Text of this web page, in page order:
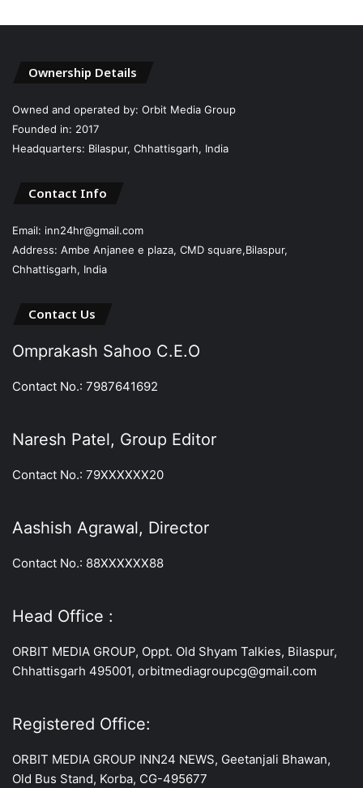
Ownership Details
Owned and operated by: Orbit Media Group
Founded in: 2017
Headquarters: Bilaspur, Chhattisgarh, India
Contact Info
Email: inn24hr@gmail.com
Address: Ambe Anjanee e plaza, CMD square,Bilaspur,
Chhattisgarh, India
Contact Us
Omprakash Sahoo C.E.O
Contact No.: 7987641692
Naresh Patel, Group Editor
Contact No.: 79XXXXXX20
Aashish Agrawal, Director
Contact No.: 88XXXXXX88
Head Office :
ORBIT MEDIA GROUP, Oppt. Old Shyam Talkies, Bilaspur,
Chhattisgarh 495001, orbitmediagroupcg@gmail.com
Registered Office:
ORBIT MEDIA GROUP INN24 NEWS, Geetanjali Bhawan,
Old Bus Stand, Korba, CG-495677